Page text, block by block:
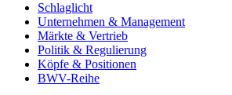
Schlaglicht
Unternehmen & Management
Märkte & Vertrieb
Politik & Regulierung
Köpfe & Positionen
BWV-Reihe